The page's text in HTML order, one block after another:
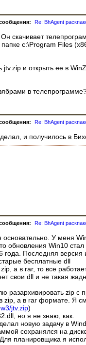
Re: BhAgent
скачивает
c:\Program Files
jtv.zip и открыть ее в
в
Re: BhAgent
и получилось в
Re: BhAgent
основательно. У меня
обновления Win10
Последняя
бесплатные dll
а в rar, то все
свои dll и не такая
разархивировать zip
zip, а в rar формате. Я
jtv.zip)
но я не знаю, как.
новую задачу в
сохранялся на
планировщика я